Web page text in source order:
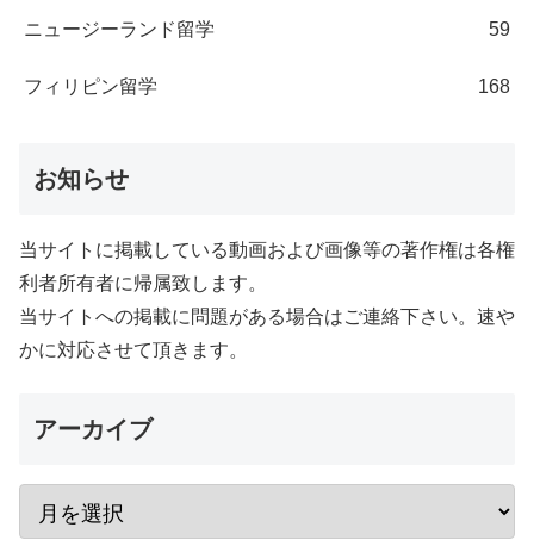
ニュージーランド留学 59
フィリピン留学 168
お知らせ
当サイトに掲載している動画および画像等の著作権は各権
利者所有者に帰属致します。
当サイトへの掲載に問題がある場合はご連絡下さい。速や
かに対応させて頂きます。
アーカイブ